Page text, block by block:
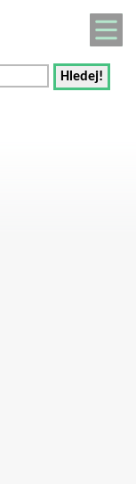
Hledej!